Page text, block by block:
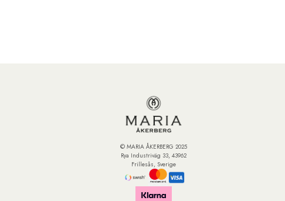
© MARIA ÅKERBERG 2025
Rya Industriväg 33, 43962
Frillesås, Sverige